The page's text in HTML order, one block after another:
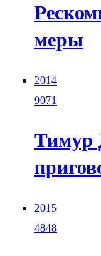
меры
2014
9071
Тимур
2015
4848